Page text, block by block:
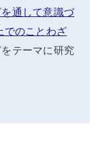
通して意識づ
でのことわざ
をテーマに研究